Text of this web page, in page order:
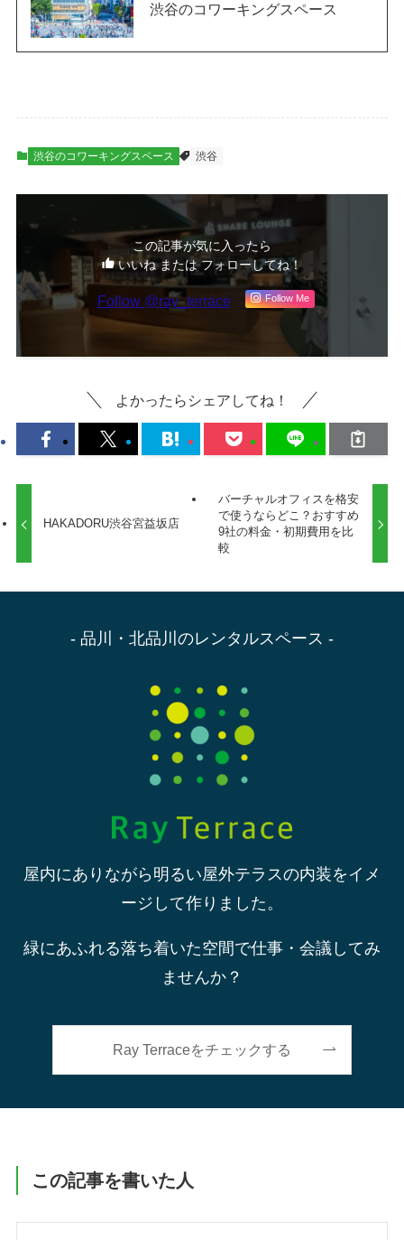
渋谷のコワーキングスペース
渋谷のコワーキングスペース 渋谷
この記事が気に入ったら
いいね または フォローしてね！
Follow @ray_terrace Follow Me
よかったらシェアしてね！
HAKADORU渋谷宮益坂店
バーチャルオフィスを格安
で使うならどこ？おすすめ
9社の料金・初期費用を比
較
- 品川・北品川のレンタルスペース -
屋内にありながら明るい屋外テラスの内装をイメ
ージして作りました。
緑にあふれる落ち着いた空間で仕事・会議してみ
ませんか？
Ray Terraceをチェックする
この記事を書いた人